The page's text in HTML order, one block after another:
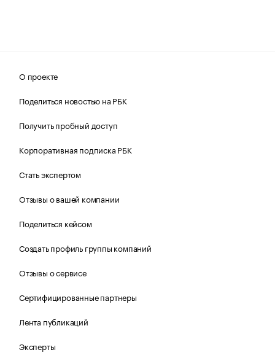
О проекте
Поделиться новостью на РБК
Получить пробный доступ
Корпоративная подписка РБК
Стать экспертом
Отзывы о вашей компании
Поделиться кейсом
Создать профиль группы компаний
Отзывы о сервисе
Сертифицированные партнеры
Лента публикаций
Эксперты